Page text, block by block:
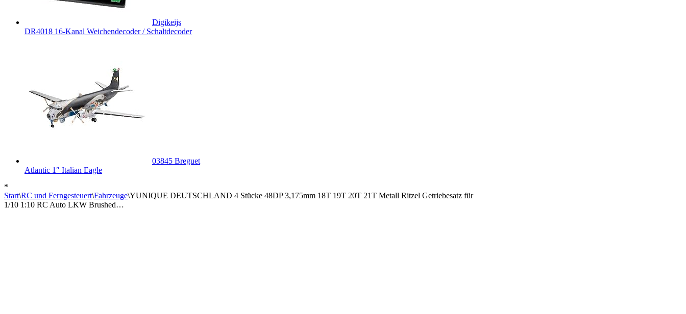
Digikeijs
DR4018 16-Kanal Weichendecoder / Schaltdecoder
03845 Breguet
Atlantic 1″ Italian Eagle
*
Start\RC und Ferngesteuert\Fahrzeuge\YUNIQUE DEUTSCHLAND 4 Stücke 48DP 3,175mm 18T 19T 20T 21T Metall Ritzel Getriebesatz für
1/10 1:10 RC Auto LKW Brushed…